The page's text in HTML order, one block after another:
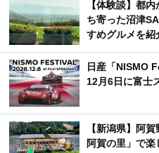
【体験談】都
ち寄った沼津
すめグルメを紹
日産「NISMO
12月6日に富士
【新潟県】阿
阿賀の里」で